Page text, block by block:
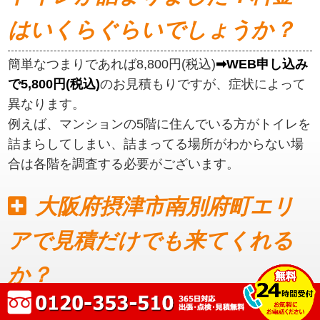
はいくらぐらいでしょうか？
簡単なつまりであれば8,800円(税込)➡WEB申し込み
で5,800円(税込)のお見積もりですが、症状によって
異なります。
例えば、マンションの5階に住んでいる方がトイレを
詰まらしてしまい、詰まってる場所がわからない場
合は各階を調査する必要がございます。
大阪府摂津市南別府町エリ
アで見積だけでも来てくれる
か？
見積もりだけでも可能です。